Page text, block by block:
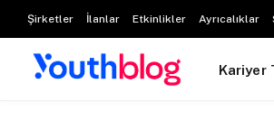
Şirketler İlanlar Etkinlikler Ayrıcalıklar
Kariyer